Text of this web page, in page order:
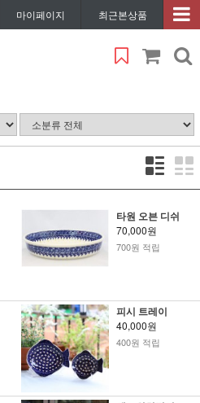
마이페이지 최근본상품
타원 오븐 디쉬
70,000원
700원 적립
피시 트레이
40,000원
400원 적립